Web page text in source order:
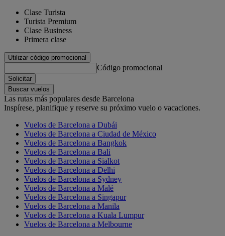
Clase Turista
Turista Premium
Clase Business
Primera clase
Utilizar código promocional
Código promocional
Solicitar
Buscar vuelos
Las rutas más populares desde Barcelona
Inspírese, planifique y reserve su próximo vuelo o vacaciones.
Vuelos de Barcelona a Dubái
Vuelos de Barcelona a Ciudad de México
Vuelos de Barcelona a Bangkok
Vuelos de Barcelona a Bali
Vuelos de Barcelona a Sialkot
Vuelos de Barcelona a Delhi
Vuelos de Barcelona a Sydney
Vuelos de Barcelona a Malé
Vuelos de Barcelona a Singapur
Vuelos de Barcelona a Manila
Vuelos de Barcelona a Kuala Lumpur
Vuelos de Barcelona a Melbourne